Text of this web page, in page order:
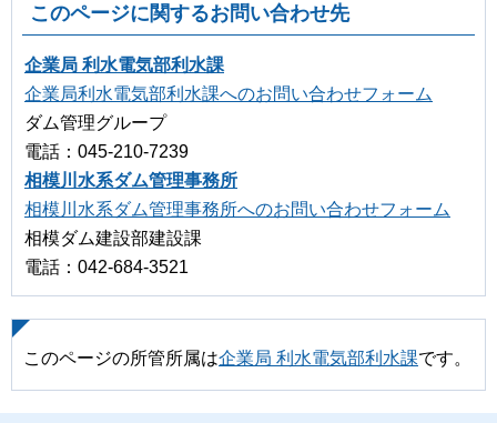
このページに関するお問い合わせ先
企業局 利水電気部利水課
企業局利水電気部利水課へのお問い合わせフォーム
ダム管理グループ
電話：045-210-7239
相模川水系ダム管理事務所
相模川水系ダム管理事務所へのお問い合わせフォーム
相模ダム建設部建設課
電話：042-684-3521
このページの所管所属は企業局 利水電気部利水課です。